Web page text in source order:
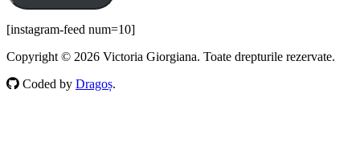
[instagram-feed num=10]
Copyright © 2026 Victoria Giorgiana. Toate drepturile rezervate.
Coded by Dragoș.